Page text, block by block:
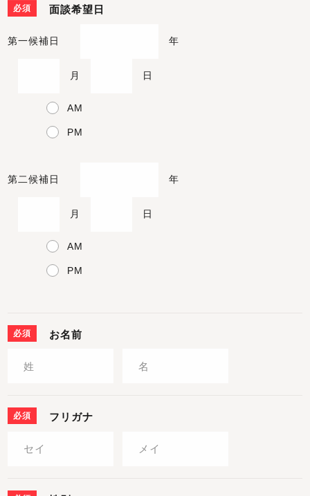
必須 面談希望日
第一候補日 年
月 日
AM
PM
第二候補日 年
月 日
AM
PM
必須 お名前
必須 フリガナ